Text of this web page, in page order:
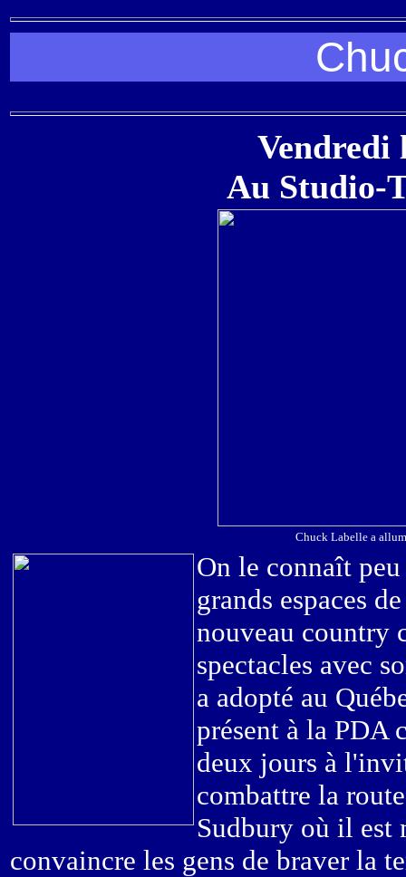
Vendredi
Au Studio-
Chuck Labelle a
On le connaît
grands espaces
nouveau country
spectacles avec
a adopté au
présent à la PDA
deux jours à
combattre la
Sudbury où il
convaincre les gens de braver la